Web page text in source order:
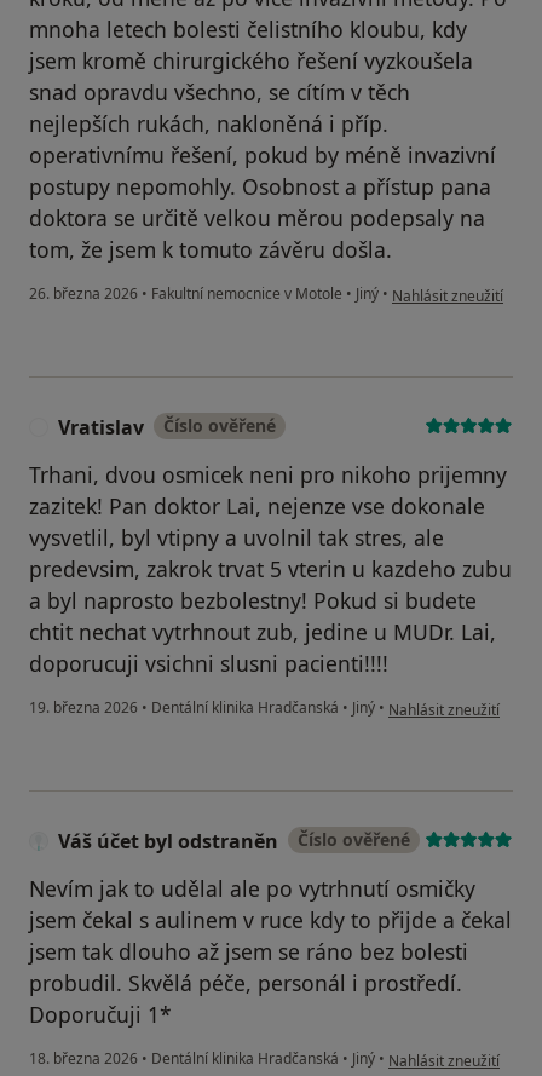
mnoha letech bolesti čelistního kloubu, kdy
jsem kromě chirurgického řešení vyzkoušela
snad opravdu všechno, se cítím v těch
nejlepších rukách, nakloněná i příp.
operativnímu řešení, pokud by méně invazivní
postupy nepomohly. Osobnost a přístup pana
doktora se určitě velkou měrou podepsaly na
tom, že jsem k tomuto závěru došla.
26. března 2026 • Fakultní nemocnice v Motole • Jiný • podle názoru
Nahlásit zneužití
Vratislav Číslo ověřené
Trhani, dvou osmicek neni pro nikoho prijemny
zazitek! Pan doktor Lai, nejenze vse dokonale
vysvetlil, byl vtipny a uvolnil tak stres, ale
predevsim, zakrok trvat 5 vterin u kazdeho zubu
a byl naprosto bezbolestny! Pokud si budete
chtit nechat vytrhnout zub, jedine u MUDr. Lai,
doporucuji vsichni slusni pacienti!!!!
19. března 2026 • Dentální klinika Hradčanská • Jiný • podle názoru
Nahlásit zneužití
Váš účet byl odstraněn Číslo ověřené
Nevím jak to udělal ale po vytrhnutí osmičky
jsem čekal s aulinem v ruce kdy to přijde a čekal
jsem tak dlouho až jsem se ráno bez bolesti
probudil. Skvělá péče, personál i prostředí.
Doporučuji 1*
18. března 2026 • Dentální klinika Hradčanská • Jiný • podle názoru
Nahlásit zneužití